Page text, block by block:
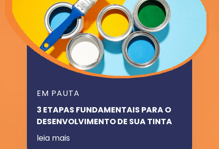
EM PAUTA
3 ETAPAS FUNDAMENTAIS PARA O
DESENVOLVIMENTO DE SUA TINTA
leia mais